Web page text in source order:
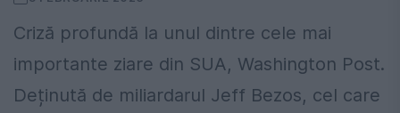
Criză profundă la unul dintre cele mai
importante ziare din SUA, Washington Post.
Deținută de miliardarul Jeff Bezos, cel care